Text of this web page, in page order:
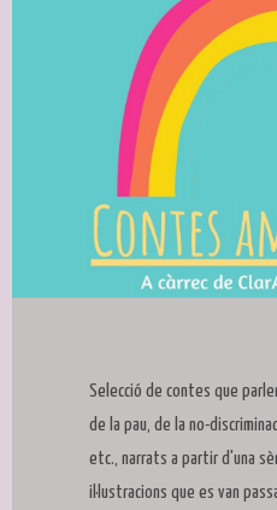
Selecció de contes que
de la pau, de la no-
etc., narrats a partir d'una
il·lustracions que es van